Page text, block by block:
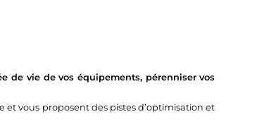
de vie de vos équipements, pérenniser vos
vous proposent des pistes d’optimisation et